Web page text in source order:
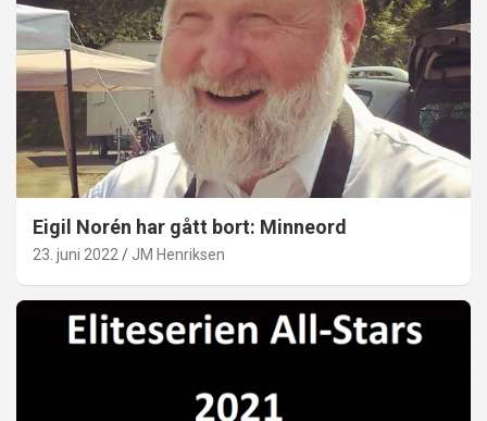
Eigil Norén har gått bort: Minneord
23. juni 2022 JM Henriksen